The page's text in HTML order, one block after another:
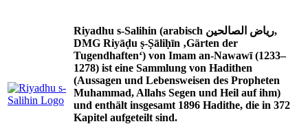
Riyadhu s-Salihin (arabisch رياض الصالحين,
DMG Riyāḍu ṣ-Ṣāliḥīn ‚Gärten der
Tugendhaften‘) von Imam an-Nawawī (1233–
1278) ist eine Sammlung von Hadithen
(Aussagen und Lebensweisen des Propheten
Muhammad, Allahs Segen und Heil auf ihm)
und enthält insgesamt 1896 Hadithe, die in 372
Kapitel aufgeteilt sind.